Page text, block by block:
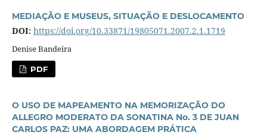
MEDIAÇÃO E MUSEUS, SITUAÇÃO E DESLOCAMENTO
DOI: https://doi.org/10.33871/19805071.2007.2.1.1719
Denise Bandeira
PDF
O USO DE MAPEAMENTO NA MEMORIZAÇÃO DO
ALLEGRO MODERATO DA SONATINA No. 3 DE JUAN
CARLOS PAZ: UMA ABORDAGEM PRÁTICA